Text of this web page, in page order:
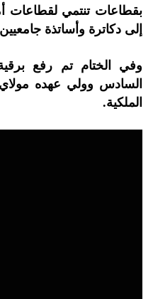
بقطاعات تنتمي لقطاعات
إلى دكاترة وأساتذة
وفي الختام تم رفع
السادس وولي عهده
الملكية.